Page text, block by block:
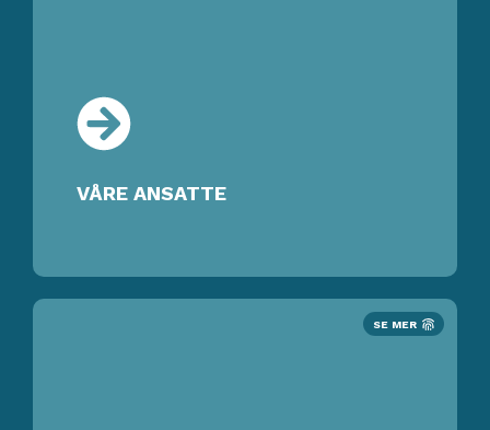
VÅRE ANSATTE
SE MER